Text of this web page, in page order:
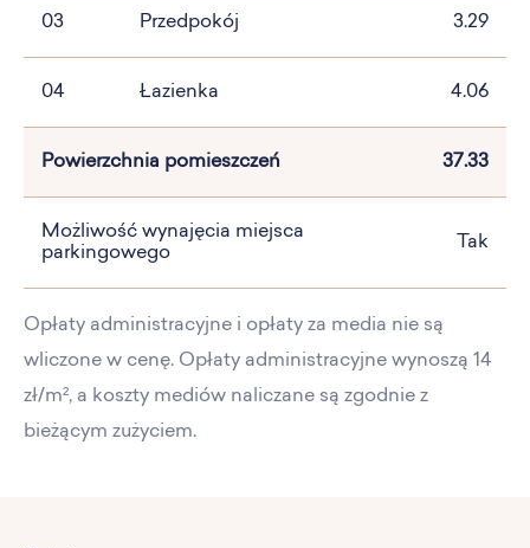
03 Przedpokój 3.29
04 Łazienka 4.06
Powierzchnia pomieszczeń 37.33
Możliwość wynajęcia miejsca
parkingowego
Tak
Opłaty administracyjne i opłaty za media nie są
wliczone w cenę. Opłaty administracyjne wynoszą 14
zł/m², a koszty mediów naliczane są zgodnie z
bieżącym zużyciem.